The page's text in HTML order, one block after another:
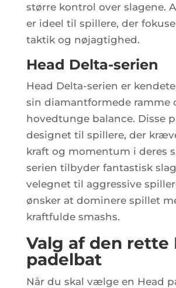
større kontrol over slagene.
er ideel til spillere, der
taktik og nøjagtighed.
Head Delta-serien
Head Delta-serien er
sin diamantformede ramme
hovedtunge balance. Disse
designet til spillere, der
kraft og momentum i deres
serien tilbyder fantastisk
velegnet til aggressive
ønsker at dominere spillet
kraftfulde smashs.
Valg af den rette
padelbat
Når du skal vælge en Head